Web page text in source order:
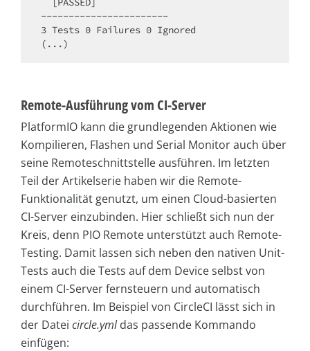
-----------------------
3 Tests 0 Failures 0 Ignored
(...)
Remote-Ausführung vom CI-Server
PlatformIO kann die grundlegenden Aktionen wie
Kompilieren, Flashen und Serial Monitor auch über
seine Remoteschnittstelle ausführen. Im letzten
Teil der Artikelserie haben wir die Remote-
Funktionalität genutzt, um einen Cloud-basierten
CI-Server einzubinden. Hier schließt sich nun der
Kreis, denn PIO Remote unterstützt auch Remote-
Testing. Damit lassen sich neben den nativen Unit-
Tests auch die Tests auf dem Device selbst von
einem CI-Server fernsteuern und automatisch
durchführen. Im Beispiel von CircleCI lässt sich in
der Datei circle.ymldas passende Kommando
einfügen: